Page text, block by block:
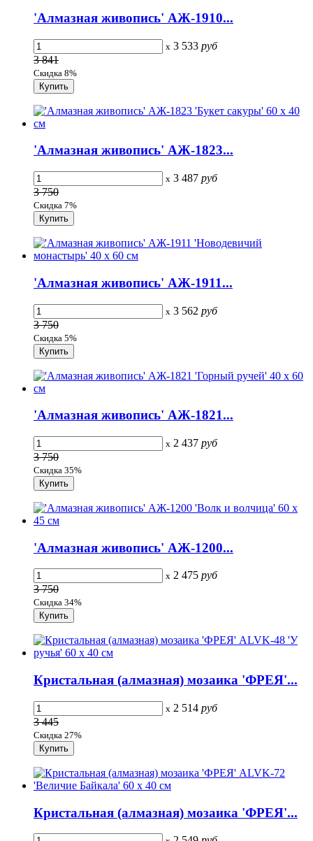
'Алмазная живопись' АЖ-1910...
x 3 533 руб
3 841
Скидка 8%
'Алмазная живопись' АЖ-1823...
x 3 487 руб
3 750
Скидка 7%
'Алмазная живопись' АЖ-1911...
x 3 562 руб
3 750
Скидка 5%
'Алмазная живопись' АЖ-1821...
x 2 437 руб
3 750
Скидка 35%
'Алмазная живопись' АЖ-1200...
x 2 475 руб
3 750
Скидка 34%
Кристальная (алмазная) мозаика 'ФРЕЯ'...
x 2 514 руб
3 445
Скидка 27%
Кристальная (алмазная) мозаика 'ФРЕЯ'...